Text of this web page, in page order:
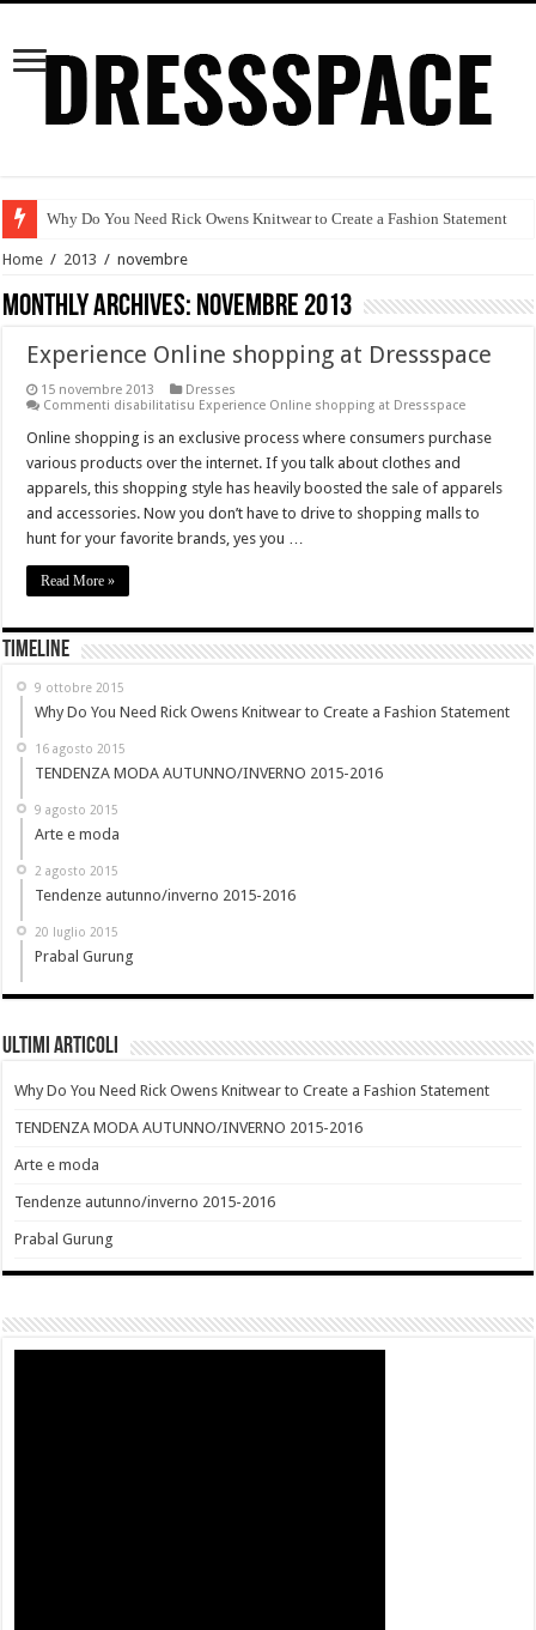
Why Do You Need Rick Owens Knitwear to Create a Fashion Statement
TENDENZA MODA AUTUNNO/INVERNO 2015-2016
Arte e moda
Prabal Gurung
Red Alert!
Attractive Discount Deals on Women’s online Clothing at Dressspace
Il cotone
Moda Etica & Equo Garantita
Are You Searching For the Perfect Petite Women's Clothing?
Home / 2013 / novembre
Monthly Archives: novembre 2013
Experience Online shopping at Dressspace
15 novembre 2013
Dresses
Commenti disabilitatisu Experience Online shopping at Dressspace
Online shopping is an exclusive process where consumers purchase
various products over the internet. If you talk about clothes and
apparels, this shopping style has heavily boosted the sale of apparels
and accessories. Now you don’t have to drive to shopping malls to
hunt for your favorite brands, yes you …
Read More »
Timeline
9 ottobre 2015
Why Do You Need Rick Owens Knitwear to Create a Fashion Statement
16 agosto 2015
TENDENZA MODA AUTUNNO/INVERNO 2015-2016
9 agosto 2015
Arte e moda
2 agosto 2015
Tendenze autunno/inverno 2015-2016
20 luglio 2015
Prabal Gurung
Ultimi Articoli
Why Do You Need Rick Owens Knitwear to Create a Fashion Statement
TENDENZA MODA AUTUNNO/INVERNO 2015-2016
Arte e moda
Tendenze autunno/inverno 2015-2016
Prabal Gurung